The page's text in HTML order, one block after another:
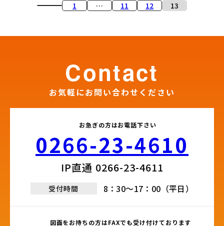
の
1 … 11 12 13
お気軽にお問い合わせください
contact
お急ぎの方はお電話下さい
0266-23-4610​
IP直通 0266-23-4611​
受付時間 8：30～17：00（平日）
図面をお持ちの方はFAXでも受け付けております